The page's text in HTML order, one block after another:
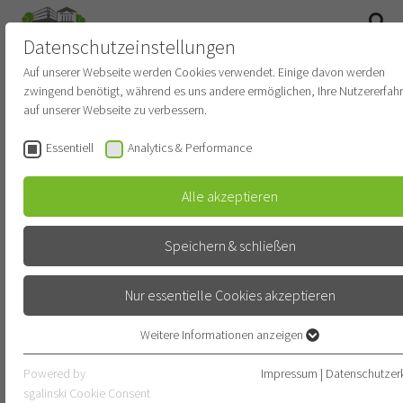
Newsroom
STARTDATUM
ENDDATUM
KATEGORIE WÄHLEN
SUBKATEGORIE
Datenschutzeinstellungen
Auf unserer Webseite werden Cookies verwendet. Einige davon werden
zwingend benötigt, während es uns andere ermöglichen, Ihre
auf unserer Webseite zu verbessern.
Essentiell Analytics & Performance
Alle akzeptieren
Speichern & schließen
Nur essentielle Cookies akzeptieren
Essentielle Cookies werden für grundlegende Funktionen der Webseite
benötigt. Dadurch ist gewährleistet, dass die Webseite einwandfrei
Weitere Informationen anzeigen
Powered by
sgalinski Cookie Consent
Impressum |